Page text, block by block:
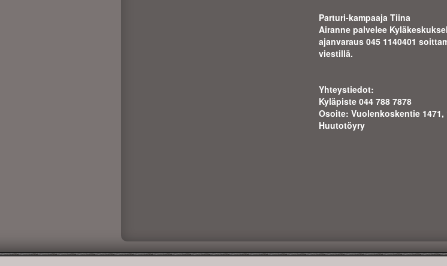
Parturi-kampaaja Tiina
Airanne palvelee
ajanvaraus 045 1140401
viestillä.
Yhteystiedot:
Kyläpiste 044 788 7878
Osoite: Vuolenkoskentie 1471,
Huutotöyry